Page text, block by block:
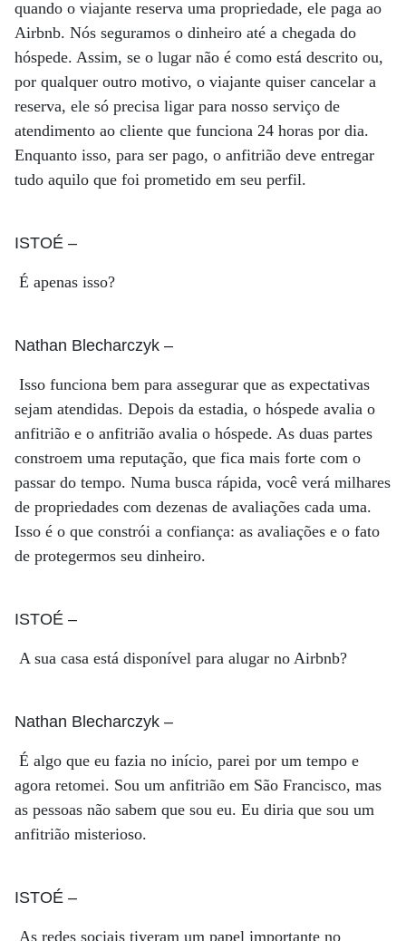
quando o viajante reserva uma propriedade, ele paga ao
Airbnb. Nós seguramos o dinheiro até a chegada do
hóspede. Assim, se o lugar não é como está descrito ou,
por qualquer outro motivo, o viajante quiser cancelar a
reserva, ele só precisa ligar para nosso serviço de
atendimento ao cliente que funciona 24 horas por dia.
Enquanto isso, para ser pago, o anfitrião deve entregar
tudo aquilo que foi prometido em seu perfil.
ISTOÉ –
É apenas isso?
Nathan Blecharczyk –
Isso funciona bem para assegurar que as expectativas
sejam atendidas. Depois da estadia, o hóspede avalia o
anfitrião e o anfitrião avalia o hóspede. As duas partes
constroem uma reputação, que fica mais forte com o
passar do tempo. Numa busca rápida, você verá milhares
de propriedades com dezenas de avaliações cada uma.
Isso é o que constrói a confiança: as avaliações e o fato
de protegermos seu dinheiro.
ISTOÉ –
A sua casa está disponível para alugar no Airbnb?
Nathan Blecharczyk –
É algo que eu fazia no início, parei por um tempo e
agora retomei. Sou um anfitrião em São Francisco, mas
as pessoas não sabem que sou eu. Eu diria que sou um
anfitrião misterioso.
ISTOÉ –
As redes sociais tiveram um papel importante no